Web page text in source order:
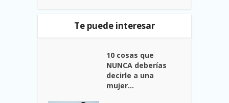
Te puede interesar
10 cosas que
NUNCA deberías
decirle a una
mujer...